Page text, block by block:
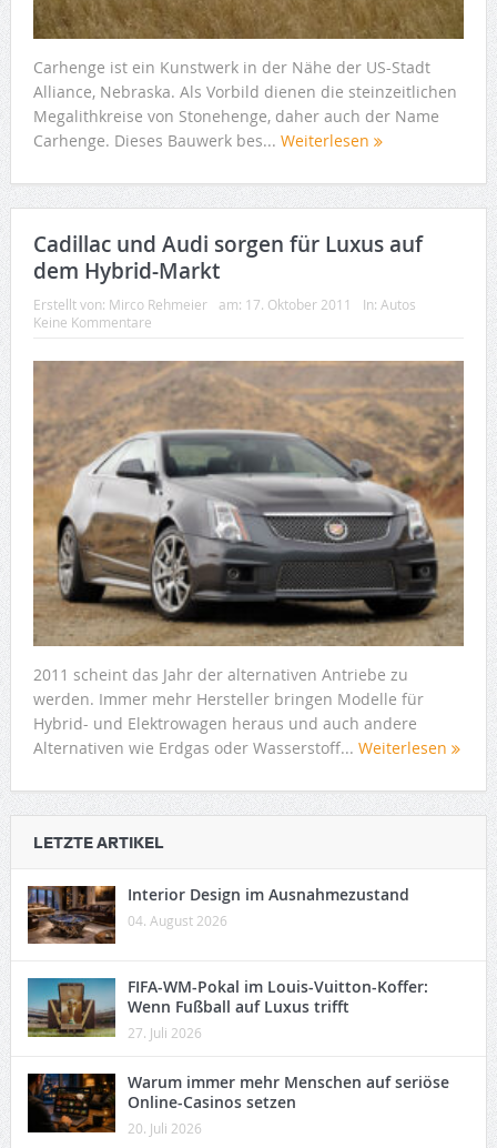
Carhenge ist ein Kunstwerk in der Nähe der US-Stadt
Alliance, Nebraska. Als Vorbild dienen die steinzeitlichen
Megalithkreise von Stonehenge, daher auch der Name
Carhenge. Dieses Bauwerk bes... Weiterlesen
Cadillac und Audi sorgen für Luxus auf
dem Hybrid-Markt
Erstellt von: Mirco Rehmeier am: 17. Oktober 2011 In: Autos
Keine Kommentare
2011 scheint das Jahr der alternativen Antriebe zu
werden. Immer mehr Hersteller bringen Modelle für
Hybrid- und Elektrowagen heraus und auch andere
Alternativen wie Erdgas oder Wasserstoff... Weiterlesen
LETZTE ARTIKEL
Interior Design im Ausnahmezustand
04. August 2026
FIFA-WM-Pokal im Louis-Vuitton-Koffer:
Wenn Fußball auf Luxus trifft
27. Juli 2026
Warum immer mehr Menschen auf seriöse
Online-Casinos setzen
20. Juli 2026